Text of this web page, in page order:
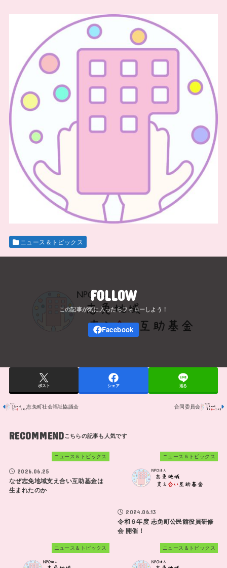
ニュース＆トピックス
FOLLOW
ポスト シェア 送る
志免町社会福祉協議会 合同委員会
RECOMMEND
ニュース＆トピックス
2026.06.25
なぜ志免地域支え合い互助基金は
生まれたのか
ニュース＆トピックス
2024.06.13
令和６年度 志免町公民館役員研修
会 開催！
ニュース＆トピックス ニュース＆トピックス